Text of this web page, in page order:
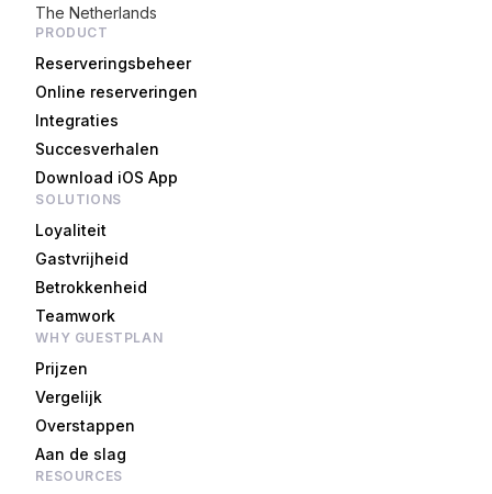
The Netherlands
PRODUCT
Reserveringsbeheer
Online reserveringen
Integraties
Succesverhalen
Download iOS App
SOLUTIONS
Loyaliteit
Gastvrijheid
Betrokkenheid
Teamwork
WHY GUESTPLAN
Prijzen
Vergelijk
Overstappen
Aan de slag
RESOURCES